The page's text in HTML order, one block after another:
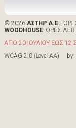
© 2026 ΑΣΤΗΡ Α.Ε.|
WOODHOUSE: ΩΡΕΣ
ΑΠΟ 20 ΙΟΥΛΙΟΥ ΕΩΣ 12
WCAG 2.0 (Level AA) by: